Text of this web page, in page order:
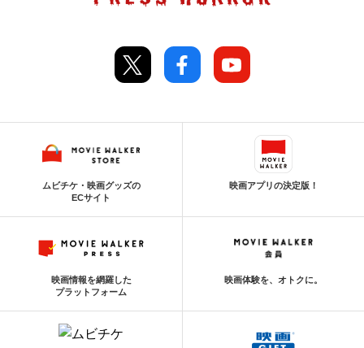
ムビチケ・映画グッズの
ECサイト
映画アプリの決定版！
映画情報を網羅した
プラットフォーム
映画体験を、オトクに。